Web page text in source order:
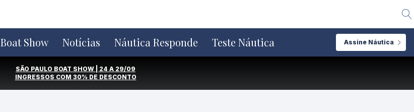
Boat Show Notícias Náutica Responde Teste Náutica Assine Náutica
SÃO PAULO BOAT SHOW | 24 A 29/09
INGRESSOS COM 30% DE DESCONTO